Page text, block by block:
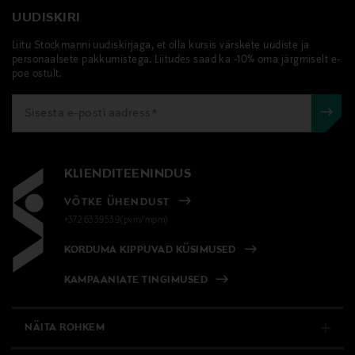
Tootenumber
177875845
Materjal
Hooldusjuhendid
Peske vastavalt toote pesemisjuhistele.
Värv
641 CLOUD GREY
One Size
0,00 € – 4,90 €
UUDISKIRI
Liitu Stockmanni uudiskirjaga, et olla kursis värskete uudiste ja
personaalsete pakkumistega. Liitudes saad ka -10% oma järgmiselt e-
poe ostult.
KLIENDITEENINDUS
VÕTKE ÜHENDUST
+372 6339539(pvm/mpm)
KORDUMA KIPPUVAD KÜSIMUSED
KAMPAANIATE TINGIMUSED
NÄITA ROHKEM